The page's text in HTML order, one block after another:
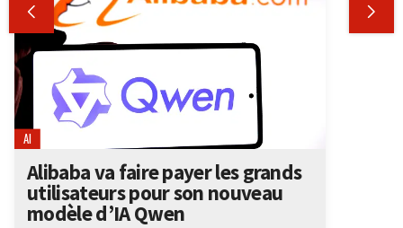
 
AI
Alibaba va faire payer les grands
utilisateurs pour son nouveau
modèle d’IA Qwen